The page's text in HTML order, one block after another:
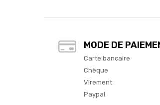
MODE DE
Carte bancaire
Chèque
Virement
Paypal